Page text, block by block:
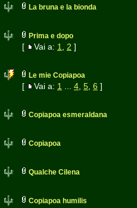
La bruna e la bionda
Prima e dopo
[ Vai a: 1 2 ]
Le mie Copiapoa
[ Vai a: 1 4, 5, 6 ]
Copiapoa esmeraldana
Copiapoa
Qualche Cilena
Copiapoa humilis